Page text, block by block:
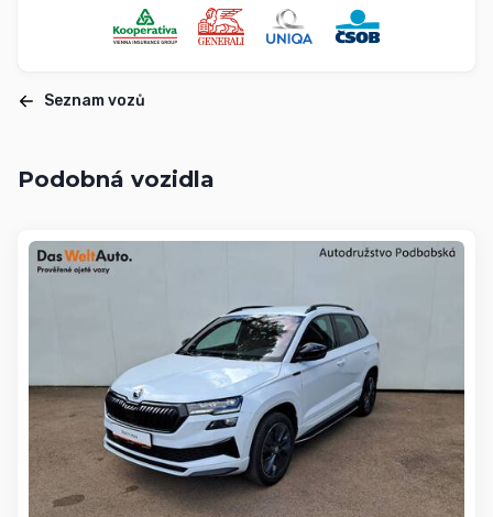
Seznam vozů
Podobná vozidla